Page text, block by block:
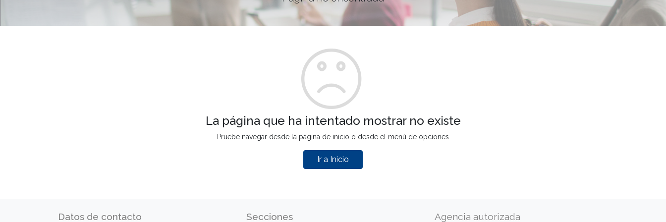
La página que ha intentado mostrar no existe
Pruebe navegar desde la página de inicio o desde el menú de opciones
Ir a Inicio
Datos de contacto Secciones Agencia autorizada